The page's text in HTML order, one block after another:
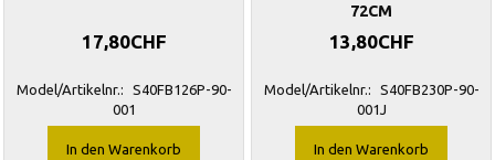
17,80CHF
Model/Artikelnr.:
S40FB126P-90-
001
In den Warenkorb
72CM
13,80CHF
Model/Artikelnr.:
S40FB230P-90-
001J
In den Warenkorb